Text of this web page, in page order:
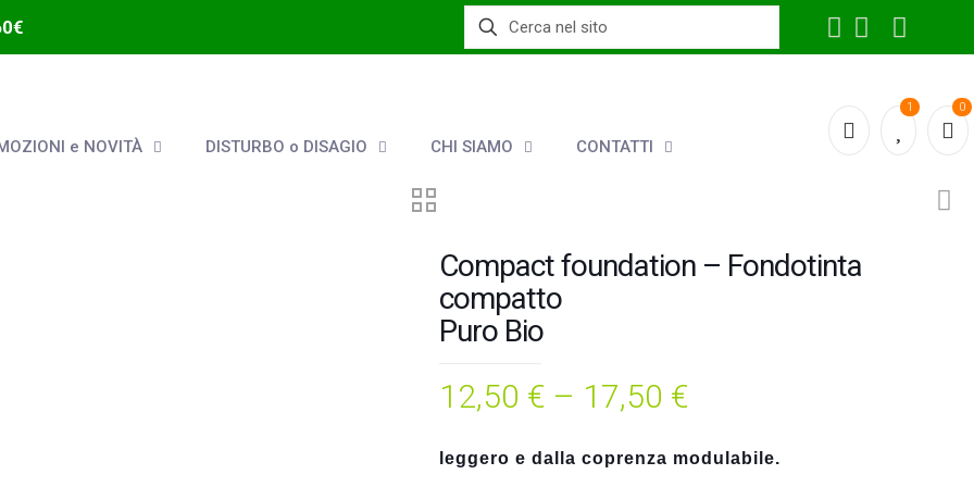
e NOVITÀ DISTURBO o DISAGIO CHI SIAMO CONTATTI
1 0
Compact foundation – Fondotinta
compatto
Puro Bio
12,50 € – 17,50 €
leggero e dalla coprenza modulabile.